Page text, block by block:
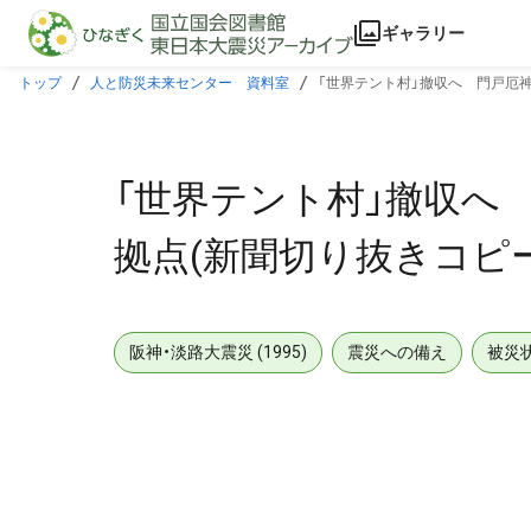
本文に飛ぶ
ギャラリー
トップ 人と防災未来センター 資料室 「世界テント村」撤収へ 門戸厄
「世界テント村」撤収
拠点(新聞切り抜きコピ
阪神・淡路大震災 (1995) 震災への備え 被災